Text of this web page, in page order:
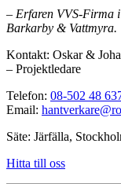
– Erfaren VVS-Firma
Barkarby & Vattmyra.
Kontakt: Oskar &
– Projektledare
Telefon: 08-502 48
Email:
Säte: Järfälla,
Hitta till oss